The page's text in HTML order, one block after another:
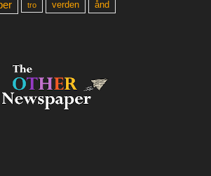
tro verden ånd